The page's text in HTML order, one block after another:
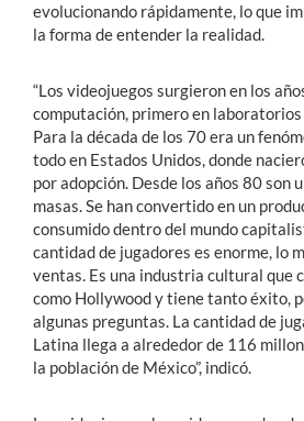
evolucionando rápidamente, lo que
la forma de entender la realidad.
“Los videojuegos surgieron en los
computación, primero en
Para la década de los 70 era un
todo en Estados Unidos, donde
por adopción. Desde los años 80 son
masas. Se han convertido en un
consumido dentro del mundo
cantidad de jugadores es enorme, lo
ventas. Es una industria cultural que
como Hollywood y tiene tanto éxito,
algunas preguntas. La cantidad de
Latina llega a alrededor de 116
la población de México”, indicó.